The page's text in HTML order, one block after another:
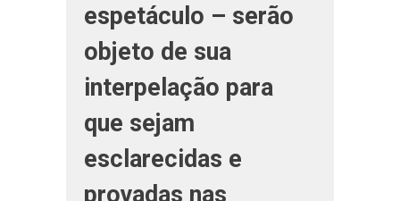
espetáculo – serão
objeto de sua
interpelação para
que sejam
esclarecidas e
provadas nas